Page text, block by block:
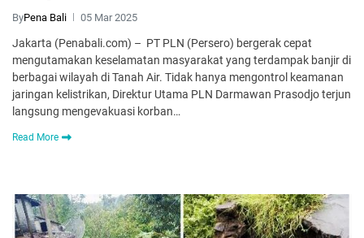
ByPena Bali 05 Mar 2025
Jakarta (Penabali.com) – PT PLN (Persero) bergerak cepat
mengutamakan keselamatan masyarakat yang terdampak banjir di
berbagai wilayah di Tanah Air. Tidak hanya mengontrol keamanan
jaringan kelistrikan, Direktur Utama PLN Darmawan Prasodjo terjun
langsung mengevakuasi korban…
Read More